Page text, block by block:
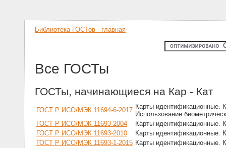
Библиотека ГОСТов - главная
Все ГОСТы
ГОСТы, начинающиеся на Кар - Кат
ГОСТ Р ИСО/МЭК 11694-6-2017 Карты идентификационные.
Использование
ГОСТ Р ИСО/МЭК 11693-2004
Карты идентификационные.
ГОСТ Р ИСО/МЭК 11693-2010
Карты идентификационные.
ГОСТ Р ИСО/МЭК 11693-1-2015 Карты идентификационные.